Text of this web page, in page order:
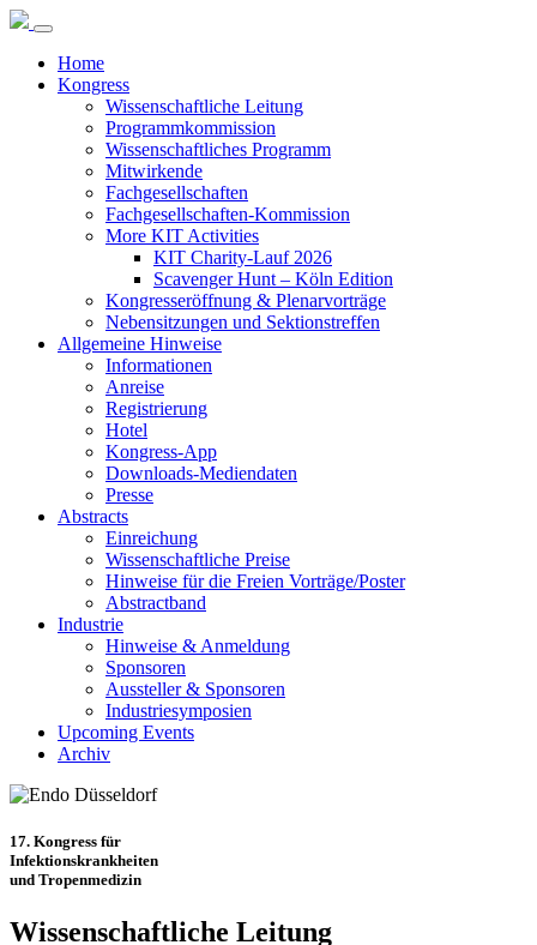
Home
Kongress
Wissenschaftliche Leitung
Programmkommission
Wissenschaftliches Programm
Mitwirkende
Fachgesellschaften
Fachgesellschaften-Kommission
More KIT Activities
KIT Charity-Lauf 2026
Scavenger Hunt – Köln Edition
Kongresseröffnung & Plenarvorträge
Nebensitzungen und Sektionstreffen
Allgemeine Hinweise
Informationen
Anreise
Registrierung
Hotel
Kongress-App
Downloads-Mediendaten
Presse
Abstracts
Einreichung
Wissenschaftliche Preise
Hinweise für die Freien Vorträge/Poster
Abstractband
Industrie
Hinweise & Anmeldung
Sponsoren
Aussteller & Sponsoren
Industriesymposien
Upcoming Events
Archiv
17. Kongress für
Infektionskrankheiten
und Tropenmedizin
Wissenschaftliche Leitung